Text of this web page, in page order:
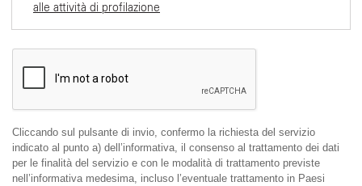
alle attività di profilazione
Cliccando sul pulsante di invio, confermo la richiesta del servizio
indicato al punto a) dell’informativa, il consenso al trattamento dei dati
per le finalità del servizio e con le modalità di trattamento previste
nell’informativa medesima, incluso l’eventuale trattamento in Paesi